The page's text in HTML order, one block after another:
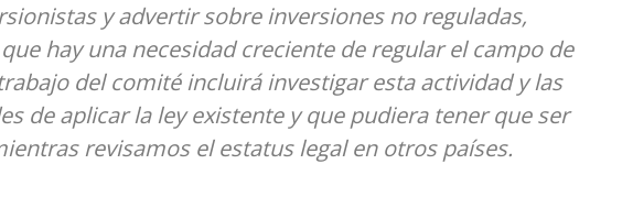
y advertir sobre inversiones no reguladas,
hay una necesidad creciente de regular el campo de
del comité incluirá investigar esta actividad y las
de aplicar la ley existente y que pudiera tener que ser
revisamos el estatus legal en otros países.